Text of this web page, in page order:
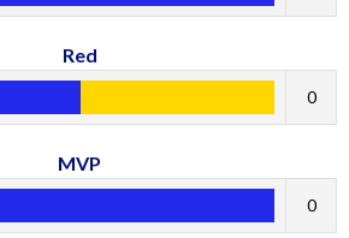
Red
0
MVP
0